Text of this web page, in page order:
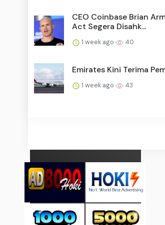
CEO Coinbase Brian
Act Segera Disahk...
1 week ago 40
Emirates Kini Terima
1 week ago 43